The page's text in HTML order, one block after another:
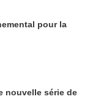
pour la
nouvelle série de